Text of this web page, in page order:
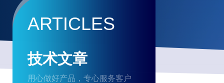
ARTICLES
技术文章
用心做好产品，专心服务客户